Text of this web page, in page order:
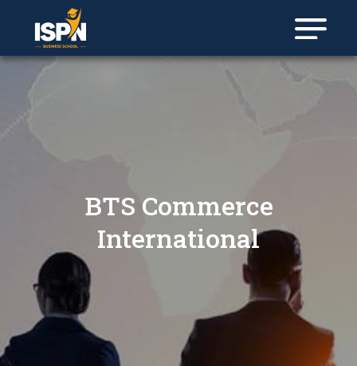
BTS Commerce
International
Panneau de gestion des cookies